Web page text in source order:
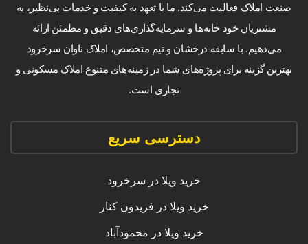
صنعت املاک فعالیت می‌کند. ما با تعهد به کیفیت و خدمات بی‌نظیر، به
مشتریان خود خانه‌ها و سرمایه‌گذاری‌های دقیق و مطمئن ارائه
می‌دهیم. با سابقه درخشان و تیم متخصص، املاک ناوان سرخرود
بهترین گزینه برای پروژه‌های شما در زمینه‌های متنوع املاک مسکونی و
تجاری است.
دسترسی سریع
خرید ویلا در سرخرود
خرید ویلا در فریدون کنار
خرید ویلا در محمودآباد